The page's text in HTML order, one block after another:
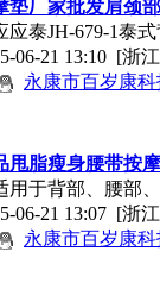
垫厂家批发肩颈
应泰JH-679-1泰
06-21 13:10 [浙
永康市百岁康科
甩脂瘦身腰带按
用于背部、腰部
06-21 13:07 [浙
永康市百岁康科